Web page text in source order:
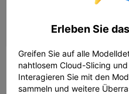
 01h
Erleben Sie
Greifen Sie auf alle
nahtlosem Cloud-Slicing
Interagieren Sie mit den
sammeln und weitere